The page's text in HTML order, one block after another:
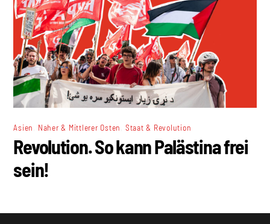
Asien Naher & Mittlerer Osten Staat & Revolution
Revolution. So kann Palästina frei
sein!